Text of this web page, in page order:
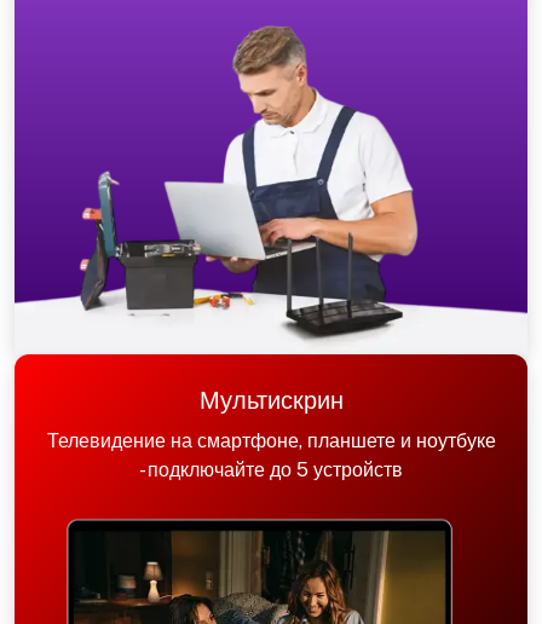
Мультискрин
Телевидение на смартфоне, планшете и ноутбуке
- подключайте до 5 устройств